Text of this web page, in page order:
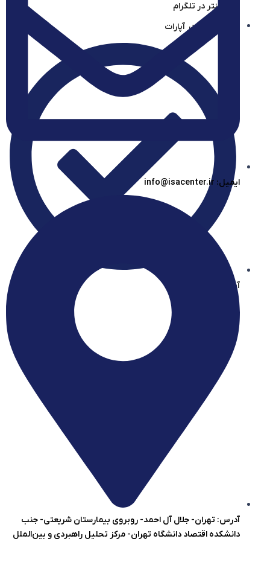
آیساسنتر در تلگرام
آیساسنتر در آپارات
آیساسنتر در بله
ایمیل: info@isacenter.ir
آدرس: تهران- جلال آل احمد- روبروی بیمارستان شریعتی- جنب
دانشکده اقتصاد دانشگاه تهران- مرکز تحلیل راهبردی و بین‌الملل